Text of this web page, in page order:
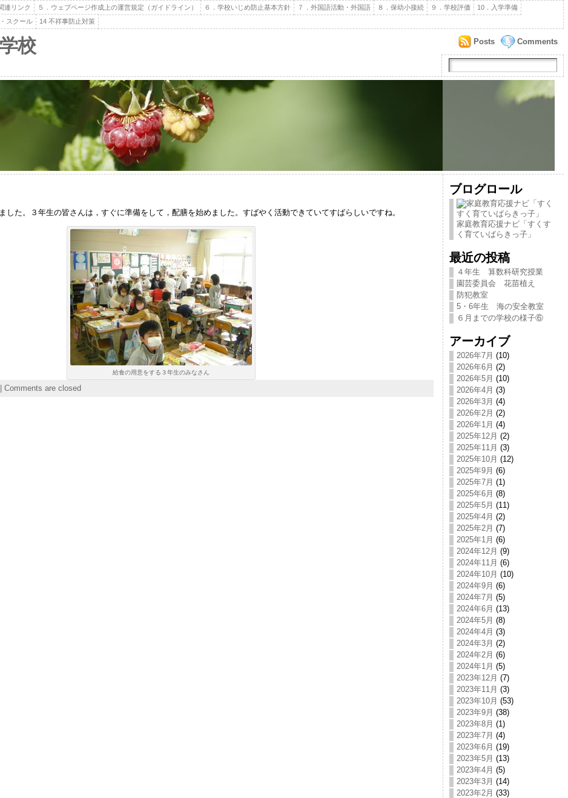
連リンク ５．ウェブページ作成上の運営規定（ガイドライン） ６．学校いじめ防止基本方針 ７．外国語活動・外国語 ８．保幼小接続 ９．学校評価
10．入学準備
スクール 14 不祥事防止対策
校 Comments
Posts
た。３年生の皆さんは，すぐに準備をして，配膳を始めました。すばやく活動できていてすばらしいですね。
給食の用意をする３年生のみなさん
Comments are closed
ブログロール
家庭教育応援ナビ「すくす
く育ていばらきっ子」
最近の投稿
４年生 算数科研究授業
園芸委員会 花苗植え
防犯教室
5・6年生 海の安全教室
６月までの学校の様子⑥
アーカイブ
2026年7月 (10)
2026年6月 (2)
2026年5月 (10)
2026年4月 (3)
2026年3月 (4)
2026年2月 (2)
2026年1月 (4)
2025年12月 (2)
2025年11月 (3)
2025年10月 (12)
2025年9月 (6)
2025年7月 (1)
2025年6月 (8)
2025年5月 (11)
2025年4月 (2)
2025年2月 (7)
2025年1月 (6)
2024年12月 (9)
2024年11月 (6)
2024年10月 (10)
2024年9月 (6)
2024年7月 (5)
2024年6月 (13)
2024年5月 (8)
2024年4月 (3)
2024年3月 (2)
2024年2月 (6)
2024年1月 (5)
2023年12月 (7)
2023年11月 (3)
2023年10月 (53)
2023年9月 (38)
2023年8月 (1)
2023年7月 (4)
2023年6月 (19)
2023年5月 (13)
2023年4月 (5)
2023年3月 (14)
2023年2月 (33)